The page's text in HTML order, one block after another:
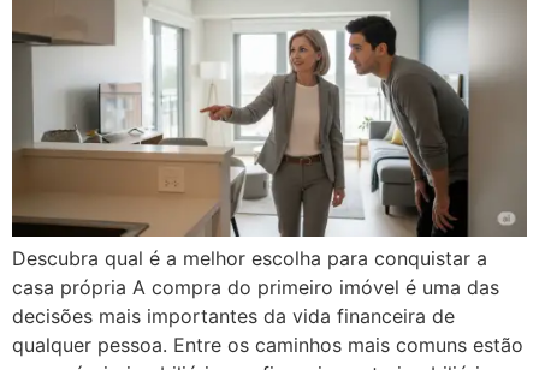
Descubra qual é a melhor escolha para conquistar a
casa própria A compra do primeiro imóvel é uma das
decisões mais importantes da vida financeira de
qualquer pessoa. Entre os caminhos mais comuns estão